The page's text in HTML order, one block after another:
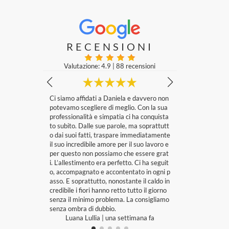
RECENSIONI
Valutazione: 4.9 |88 recensioni
Ci siamo affidati a Daniela e davvero non
potevamo scegliere di meglio. Con la sua
professionalità e simpatia ci ha conquista
to subito. Dalle sue parole, ma soprattutt
o dai suoi fatti, traspare immediatamente
il suo incredibile amore per il suo lavoro e
per questo non possiamo che essere grat
i. L’allestimento era perfetto. Ci ha seguit
o, accompagnato e accontentato in ogni p
asso. E soprattutto, nonostante il caldo in
credibile i fiori hanno retto tutto il giorno
senza il minimo problema. La consigliamo
senza ombra di dubbio.
Luana Lullia|una settimana fa
Qualità dei fiori ,
stupenda